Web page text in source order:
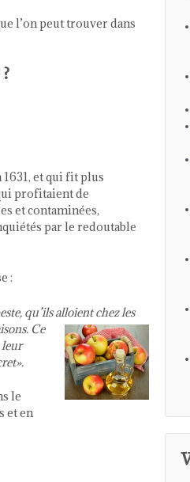
l’on peut trouver dans
1631, et qui fit plus
prof­i­taient de
et con­t­a­m­inées,
par le red­outable
:
qu’ils alloient chez les
Ce
leur
le
et en